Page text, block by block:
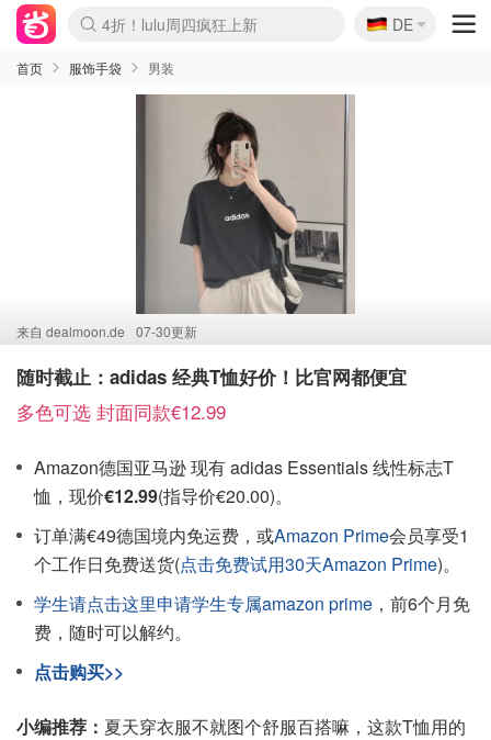
Boticinal 夏促开抢！
4折！lulu周四疯狂上新
还没结束！&OtherStories大促
Joybuy变相75折 随时失效
速领！Stanley独家85折
疑似霸哥！Camper额外叠85折
Zalando 奥莱闪促！每日更新
Moncler反季囤！5折起+叠9折
Coach Brooklyn仅€192
🇩🇪
DE
首页 服饰手袋 男装
来自 dealmoon.de 07-30更新
随时截止：adidas 经典T恤好价！比官网都便宜
多色可选 封面同款€12.99
Amazon德国亚马逊 现有 adidas Essentials 线性标志T
恤，现价€12.99(指导价€20.00)。
订单满€49德国境内免运费，或Amazon Prime会员享受1
个工作日免费送货(点击免费试用30天Amazon Prime)。
学生请点击这里申请学生专属amazon prime ，前6个月免
费，随时可以解约。
点击购买>>
小编推荐： 夏天穿衣服不就图个舒服百搭嘛，这款T恤用的